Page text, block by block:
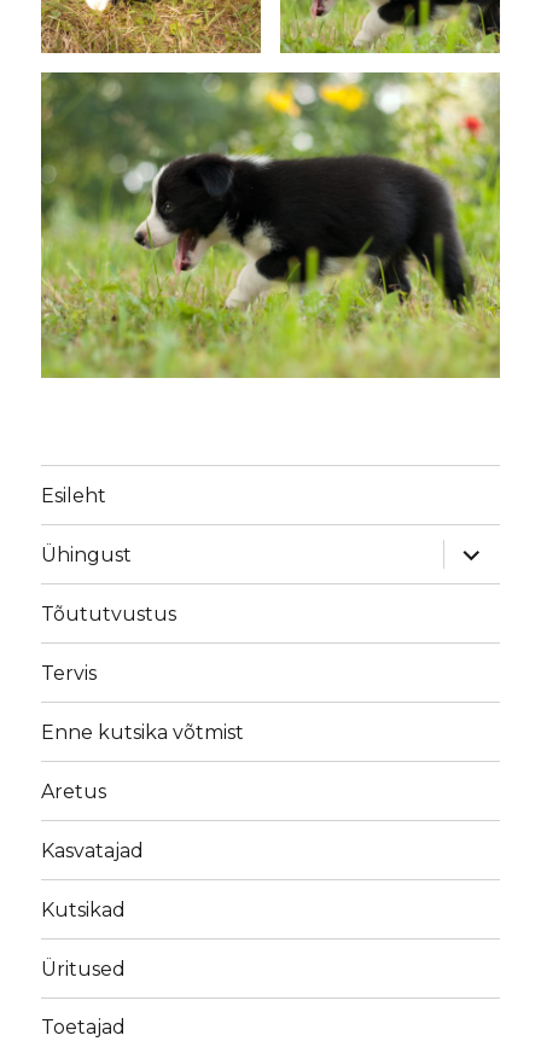
Esileht
Ühingust
laienda
Tõututvustus
Tervis
Enne kutsika võtmist
Aretus
Kasvatajad
Kutsikad
Üritused
Toetajad